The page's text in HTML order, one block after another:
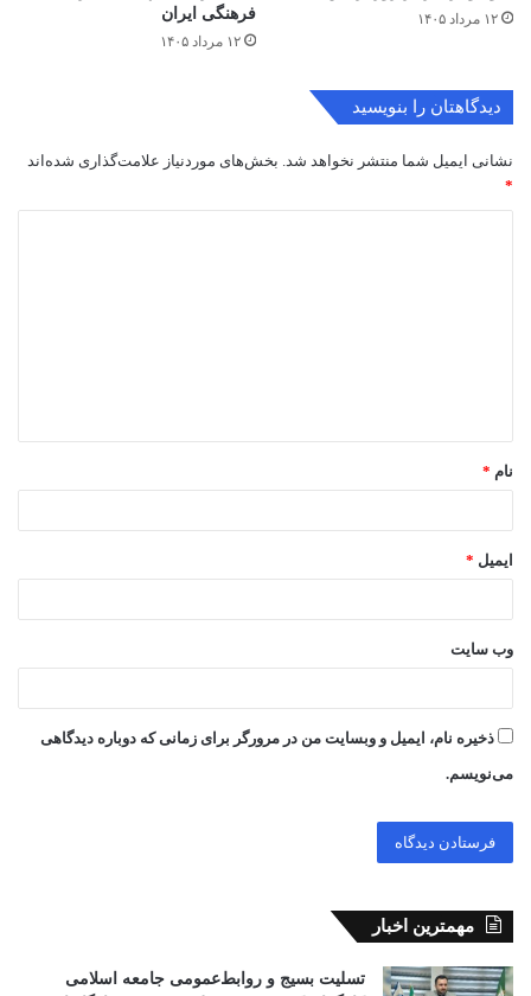
۱۲ مرداد ۱۴۰۵ فرهنگی ایران
۱۲ مرداد ۱۴۰۵
دیدگاهتان را بنویسید
نشانی ایمیل شما منتشر نخواهد شد. بخش‌های موردنیاز علامت‌گذاری شده‌اند
*
*
نام *
ایمیل *
وب‌ سایت
ذخیره نام، ایمیل و وبسایت من در مرورگر برای زمانی که دوباره دیدگاهی
می‌نویسم.
مهمترین اخبار
تسلیت بسیج و روابط‌عمومی جامعه اسلامی